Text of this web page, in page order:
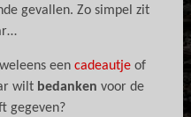
gevallen. Zo simpel zit
een cadeautjeof
wilt bedanken voor de
gegeven?